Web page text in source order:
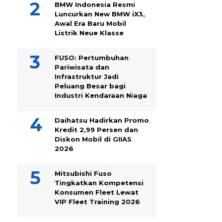
BMW Indonesia Resmi
Luncurkan New BMW iX3,
Awal Era Baru Mobil
Listrik Neue Klasse
FUSO: Pertumbuhan
Pariwisata dan
Infrastruktur Jadi
Peluang Besar bagi
Industri Kendaraan Niaga
Daihatsu Hadirkan Promo
Kredit 2,99 Persen dan
Diskon Mobil di GIIAS
2026
Mitsubishi Fuso
Tingkatkan Kompetensi
Konsumen Fleet Lewat
VIP Fleet Training 2026